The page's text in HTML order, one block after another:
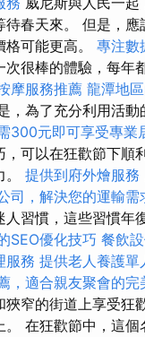
待春天來。 但是，應
可能更高。 專注數
次很棒的體驗，每年
摩服務推薦 龍潭地
，為了充分利用活
300元即可享受專業
，可以在狂歡節下順
提供到府外燴服務
司，解決您的運輸需
人習慣，這些習慣年
SEO優化技巧 餐飲
服務 提供老人養護單
，適合親友聚會的完
狹窄的街道上享受狂
。 在狂歡節中，這